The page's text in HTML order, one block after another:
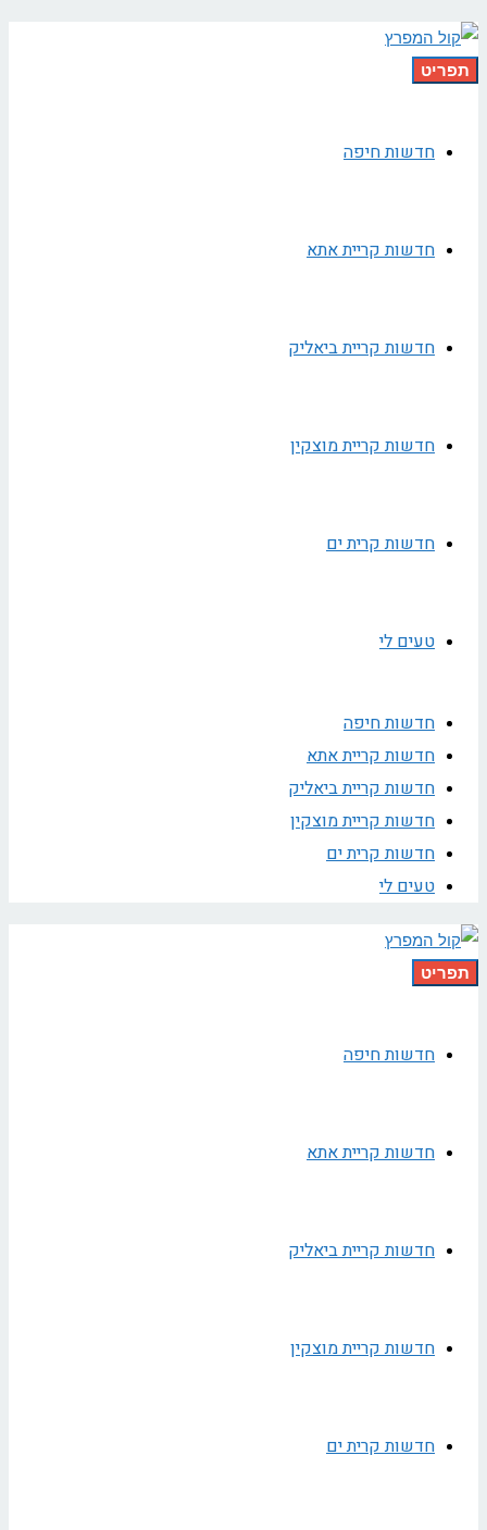
תפריט
חדשות חיפה
חדשות קריית אתא
חדשות קריית ביאליק
חדשות קריית מוצקין
חדשות קרית ים
טעים לי
חדשות חיפה
חדשות קריית אתא
חדשות קריית ביאליק
חדשות קריית מוצקין
חדשות קרית ים
טעים לי
תפריט
חדשות חיפה
חדשות קריית אתא
חדשות קריית ביאליק
חדשות קריית מוצקין
חדשות קרית ים